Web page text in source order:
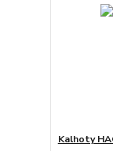
Kalhoty